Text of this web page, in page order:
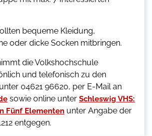
bequeme Kleidung,
oder dicke Socken mitbringen.
die Volkshochschule
und telefonisch zu den
04621 96620, per E-Mail an
sowie online unter Schleswig VHS:
Fünf Elementen unter Angabe der
entgegen.